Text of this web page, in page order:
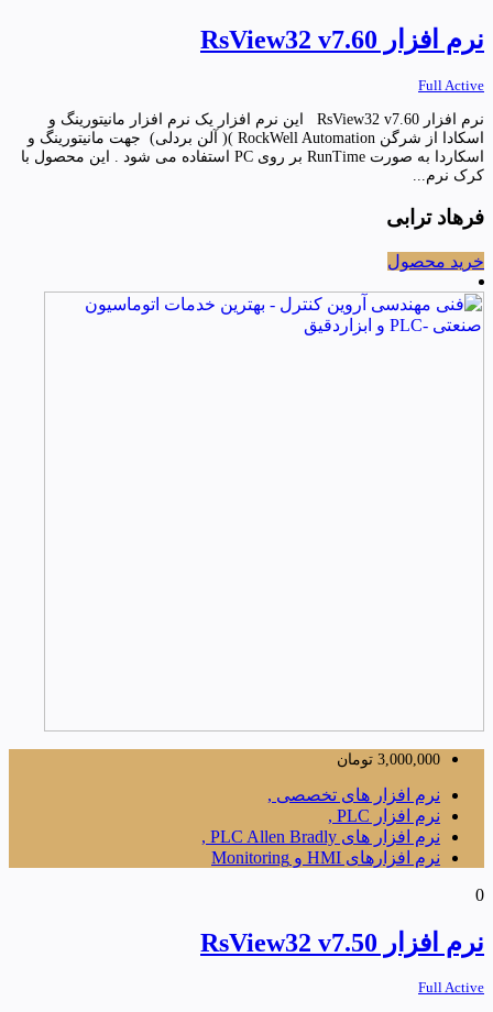
نرم افزار RsView32 v7.60
Full Active
نرم افزار RsView32 v7.60 این نرم افزار یک نرم افزار مانیتورینگ و
اسکادا از شرگن RockWell Automation )( آلن بردلی) جهت مانیتورینگ و
اسکاردا به صورت RunTime بر روی PC استفاده می شود . این محصول با
کرک نرم...
فرهاد ترابی
خرید محصول
3,000,000 تومان
نرم افزار های تخصصی ,
نرم افزار PLC ,
نرم افزار های PLC Allen Bradly ,
نرم افزارهای HMI و Monitoring
0
نرم افزار RsView32 v7.50
Full Active